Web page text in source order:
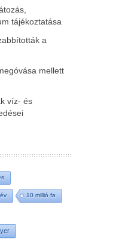
tájékoztatása
a
mellett
víz- és
10 millió fa